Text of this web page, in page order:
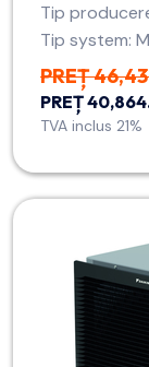
Tip
Tip system:
PREȚ
PREȚ
TVA inclus 21%